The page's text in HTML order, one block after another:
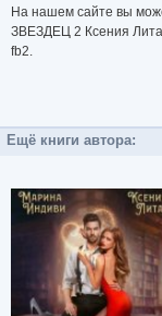
На нашем сайте вы
ЗВЕЗДЕЦ 2 Ксения Лита
fb2.
Ещё книги автора: